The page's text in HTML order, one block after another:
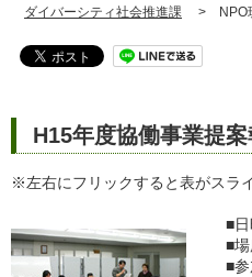
ダイバーシティ社会推進課 >
H15年度協働事業提
※左右にフリックすると表がスラ
■
■
■